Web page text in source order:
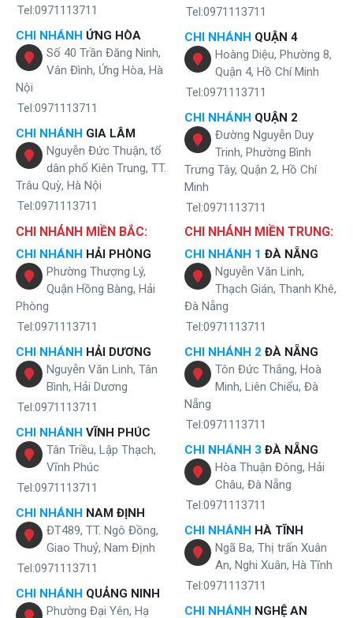
Sakura SD700 tích hợp 2 công nghệ lọc RO và Nano đầu tiên trên thị
trường
Công nghệ điện phân với tấm điện cực Titanium hiện đại
Ưu điểm vượt trội hơn so với các dòng
thông thường khác, Sakura SD700 sở hữu công nghệ điện phân hiện
đóng vai trò điện phân nước, mang lại nguồn nước có tính kiềm tự
nhiên và giàu vi khoáng.
Nhờ vậy, máy lọc nước kiềm Sakura SD700 không chỉ cung cấp
nguồn nước chuẩn sạch tinh khiết mà còn mang đến nhiều lợi ích cải
thiện sức khỏe, nâng cao sức đề kháng, phòng ngừa và hỗ trợ điều trị
nhiều bệnh tật, sát khuẩn, làm đẹp,...
Sakura SD700 sử dụng công nghệ điện phân với tấm điện cực
Titanium hiện đại
Tel:0971113711
CHI NHÁNH ỨNG HÒA
Số 40 Trần Đăng Ninh,
Vân Đình, Ứng Hòa, Hà
Nội
Tel:0971113711
CHI NHÁNH GIA LÂM
Nguyễn Đức Thuận, tổ
dân phố Kiên Trung, TT.
Trâu Quỳ, Hà Nội
Tel:0971113711
Tel:0971113711
CHI NHÁNH QUẬN 4
Hoàng Diệu, Phường 8,
Quận 4, Hồ Chí Minh
Tel:0971113711
CHI NHÁNH QUẬN 2
Đường Nguyễn Duy
Trinh, Phường Bình
Trưng Tây, Quận 2, Hồ Chí
Minh
Tel:0971113711
CHI NHÁNH MIỀN BẮC:
CHI NHÁNH HẢI PHÒNG
Phường Thượng Lý,
Quận Hồng Bàng, Hải
Phòng
Tel:0971113711
CHI NHÁNH HẢI DƯƠNG
Nguyễn Văn Linh, Tân
Bình, Hải Dương
Tel:0971113711
CHI NHÁNH VĨNH PHÚC
Tân Triều, Lập Thạch,
Vĩnh Phúc
Tel:0971113711
CHI NHÁNH NAM ĐỊNH
ĐT489, TT. Ngô Đồng,
Giao Thuỷ, Nam Định
Tel:0971113711
CHI NHÁNH QUẢNG NINH
Phường Đại Yên, Hạ
CHI NHÁNH MIỀN TRUNG:
CHI NHÁNH 1 ĐÀ NẴNG
Nguyễn Văn Linh,
Thạch Gián, Thanh Khê,
Đà Nẵng
Tel:0971113711
CHI NHÁNH 2 ĐÀ NẴNG
Tôn Đức Thắng, Hoà
Minh, Liên Chiểu, Đà
Nẵng
Tel:0971113711
CHI NHÁNH 3 ĐÀ NẴNG
Hòa Thuận Đông, Hải
Châu, Đà Nẵng
Tel:0971113711
CHI NHÁNH HÀ TĨNH
Ngã Ba, Thị trấn Xuân
An, Nghi Xuân, Hà Tĩnh
Tel:0971113711
CHI NHÁNH NGHỆ AN